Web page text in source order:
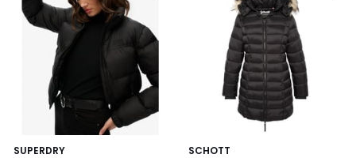
réduction
appliquée.
SUPERDRY
SCHOTT